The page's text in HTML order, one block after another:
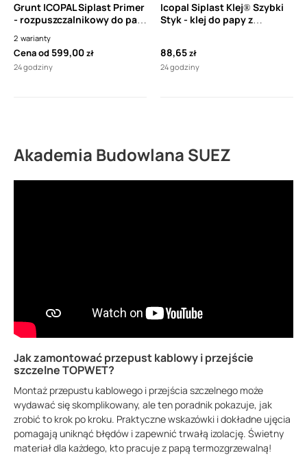
Grunt ICOPAL Siplast Primer
- rozpuszczalnikowy do pap
termozgrzewalnych
2 warianty
Cena od 599,00zł
24 godziny
Icopal Siplast Klej® Szybki
Styk - klej do papy z
88,65zł
24 godziny
Akademia Budowlana SUEZ
Jak zamontować przepust kablowy i przejście
szczelne TOPWET?
Montaż przepustu kablowego i przejścia szczelnego może
wydawać się skomplikowany, ale ten poradnik pokazuje, jak
zrobić to krok po kroku. Praktyczne wskazówki i dokładne ujęcia
pomagają uniknąć błędów i zapewnić trwałą izolację. Świetny
materiał dla każdego, kto pracuje z papą termozgrzewalną!